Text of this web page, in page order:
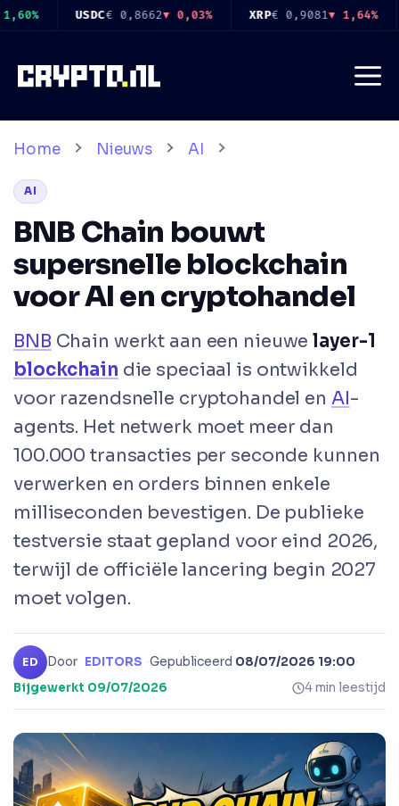
Ga
inhoud
€ 0,9081▼ 1,64% SOL€ 63,92 ▼ 0,33% TRX€
Home Nieuws AI
AI
BNB Chain bouwt
supersnelle blockchain
voor AI en cryptohandel
BNB Chain werkt aan een nieuwelayer-1
blockchain die speciaal is ontwikkeld
voor razendsnelle cryptohandel en AI-
agents. Het netwerk moet meer dan
100.000 transacties per seconde kunnen
verwerken en orders binnen enkele
milliseconden bevestigen. De publieke
testversie staat gepland voor eind 2026,
terwijl de officiële lancering begin 2027
moet volgen.
ED Door EDITORS ·Gepubliceerd 08/07/2026 19:00·
Bijgewerkt 09/07/2026 4 min leestijd